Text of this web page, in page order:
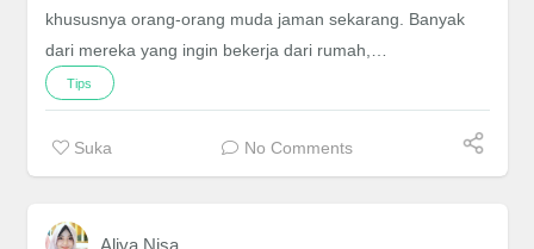
khususnya orang-orang muda jaman sekarang. Banyak
dari mereka yang ingin bekerja dari rumah,…
Tips
Suka No Comments
Aliya Nisa